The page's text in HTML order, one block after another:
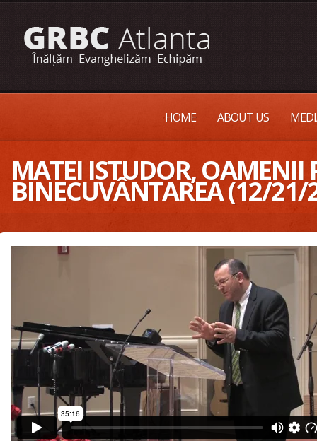
HOME ABOUT US
MATEI ISTUDOR, OAMENII
BINECUVÂNTAREA (12/21/